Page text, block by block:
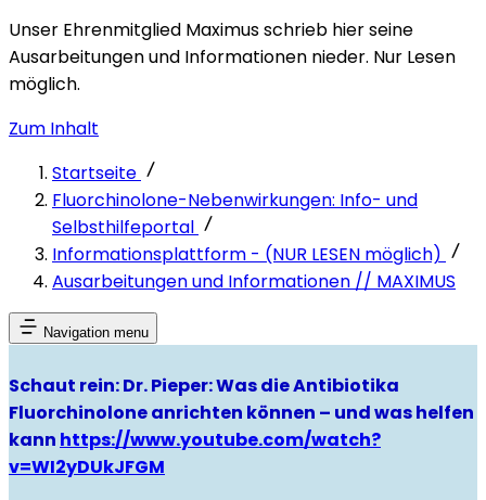
Unser Ehrenmitglied Maximus schrieb hier seine
Ausarbeitungen und Informationen nieder. Nur Lesen
möglich.
Zum Inhalt
Startseite
Fluorchinolone-Nebenwirkungen: Info- und
Selbsthilfeportal
Informationsplattform - (NUR LESEN möglich)
Ausarbeitungen und Informationen // MAXIMUS
Navigation menu
Schaut rein: Dr. Pieper: Was die Antibiotika
Fluorchinolone anrichten können – und was helfen
kann https://www.youtube.com/watch?
v=WI2yDUkJFGM